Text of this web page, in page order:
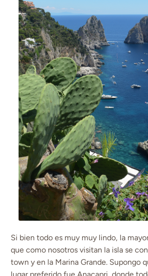
Si bien todo es muy muy lindo, la
que como nosotros visitan la isla se
town y en la Marina Grande. Supongo
lugar preferido fue Anacapri, donde